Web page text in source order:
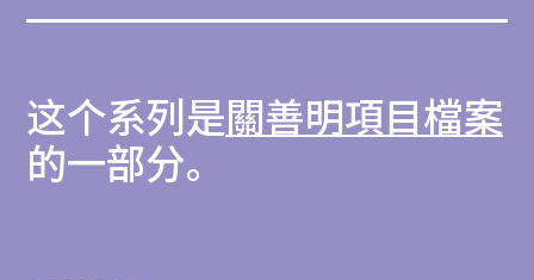
这个系列是關善明項目檔案
的一部分。